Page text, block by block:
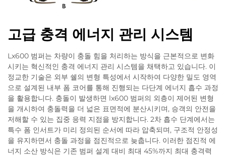
고급 충격 에너지 관리 시스템
Lx600 범퍼는 차량이 충돌 힘을 처리하는 방식을 근본적으로 변화
시키는 혁신적인 충격 에너지 관리 시스템을 채택하고 있습니다. 이
정교한 기술은 외부 쉘의 변형 특성에서 시작하여 다양한 밀도 영역
으로 설계된 내부 폼 코어를 통해 진행되는 다단계 에너지 흡수 과정
을 활용합니다. 충돌이 발생하면 lx600 범퍼의 외층이 제어된 변형
을 개시하여 충돌력을 더 넓은 표면적에 분산시키며, 승객의 안전을
저해할 수 있는 집중 응력 지점을 방지합니다. 2차 흡수 단계에서는
특수 폼 인서트가 미리 정의된 순서에 따라 압축되며, 구조적 안정성
을 유지하면서 충돌 과정을 점진적으로 늦춥니다. 이러한 점진적 에
너지 소산 방식은 기존 범퍼 설계 대비 최대 45%까지 최대 충격력